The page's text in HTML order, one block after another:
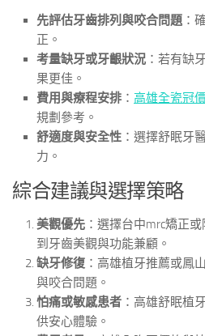
先評估牙齒排列與咬合問題 ：
正。
考量缺牙或牙齦狀況 ：若有缺
果更佳。
費用與療程安排 ： 高雄全瓷冠
規劃參考。
舒適度與安全性 ：選擇舒眠牙
力。
綜合建議與選擇策略
美觀優先 ：選擇台中mrc矯正
到牙齒美觀與功能兼顧。
缺牙修復 ：高雄植牙推薦或鳳
與咬合問題。
怕痛或敏感患者 ：高雄舒眠植
供安心體驗。